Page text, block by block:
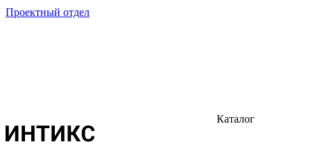
Проектный отдел
Каталог